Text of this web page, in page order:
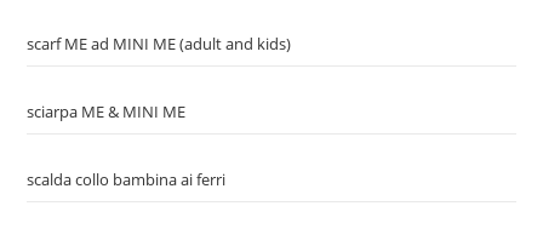
scarf ME ad MINI ME (adult and kids)
sciarpa ME & MINI ME
scalda collo bambina ai ferri